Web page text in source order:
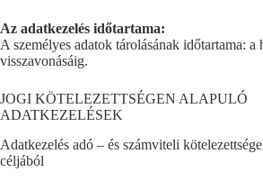
Az adatkezelés időtartama:
A személyes adatok tárolásának időtartama: a
visszavonásáig.
JOGI KÖTELEZETTSÉGEN ALAPULÓ
ADATKEZELÉSEK
Adatkezelés adó – és számviteli
céljából